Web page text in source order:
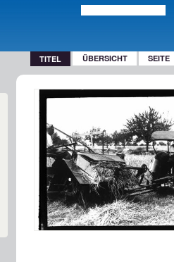
TITEL ÜBERSICHT SEITE